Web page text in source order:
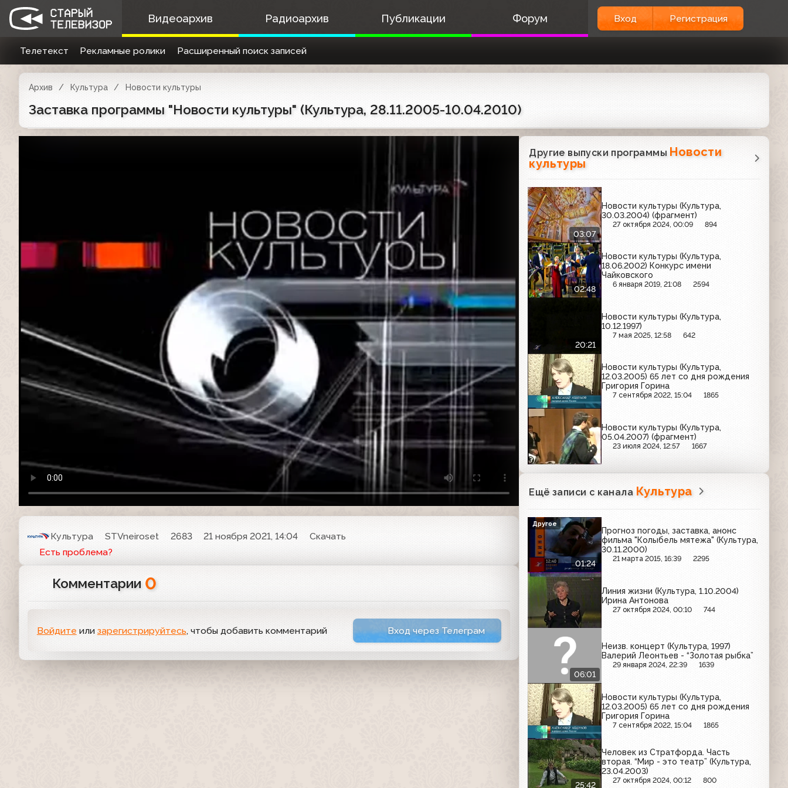
Видеоархив Радиоархив Публикации Форум Вход Регистрация
Телетекст Рекламные ролики Расширенный поиск записей
Архив Культура Новости культуры
Заставка программы "Новости культуры" (Культура, 28.11.2005-10.04.2010)
Культура STVneiroset 2683 21 ноября 2021, 14:04
Скачать
Есть проблема?
Комментарии 0
Войдите или зарегистрируйтесь, чтобы добавить комментарий Вход через Телеграм
Другие выпуски программы Новости
культуры
03:07
Новости культуры (Культура,
30.03.2004) (фрагмент)
27 октября 2024, 00:09 894
02:48
Новости культуры (Культура,
18.06.2002) Конкурс имени
Чайковского
6 января 2019, 21:08 2594
20:21
Новости культуры (Культура,
10.12.1997)
7 мая 2025, 12:58 642
Новости культуры (Культура,
12.03.2005) 65 лет со дня рождения
Григория Горина
7 сентября 2022, 15:04 1865
Новости культуры (Культура,
05.04.2007) (фрагмент)
23 июля 2024, 12:57 1667
Ещё записи с канала Культура
01:24
Прогноз погоды, заставка, анонс
фильма "Колыбель мятежа" (Культура,
30.11.2000)
21 марта 2015, 16:39 2295
Другое
Линия жизни (Культура, 1.10.2004)
Ирина Антонова
27 октября 2024, 00:10 744
06:01
Неизв. концерт (Культура, 1997)
Валерий Леонтьев - “Золотая рыбка”
29 января 2024, 22:39 1639
Новости культуры (Культура,
12.03.2005) 65 лет со дня рождения
Григория Горина
7 сентября 2022, 15:04 1865
25:42
Человек из Стратфорда. Часть
вторая. “Мир - это театр” (Культура,
23.04.2003)
27 октября 2024, 00:12 800